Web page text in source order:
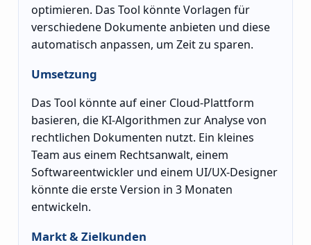
optimieren. Das Tool könnte Vorlagen für
verschiedene Dokumente anbieten und diese
automatisch anpassen, um Zeit zu sparen.
Umsetzung
Das Tool könnte auf einer Cloud-Plattform
basieren, die KI-Algorithmen zur Analyse von
rechtlichen Dokumenten nutzt. Ein kleines
Team aus einem Rechtsanwalt, einem
Softwareentwickler und einem UI/UX-Designer
könnte die erste Version in 3 Monaten
entwickeln.
Markt & Zielkunden